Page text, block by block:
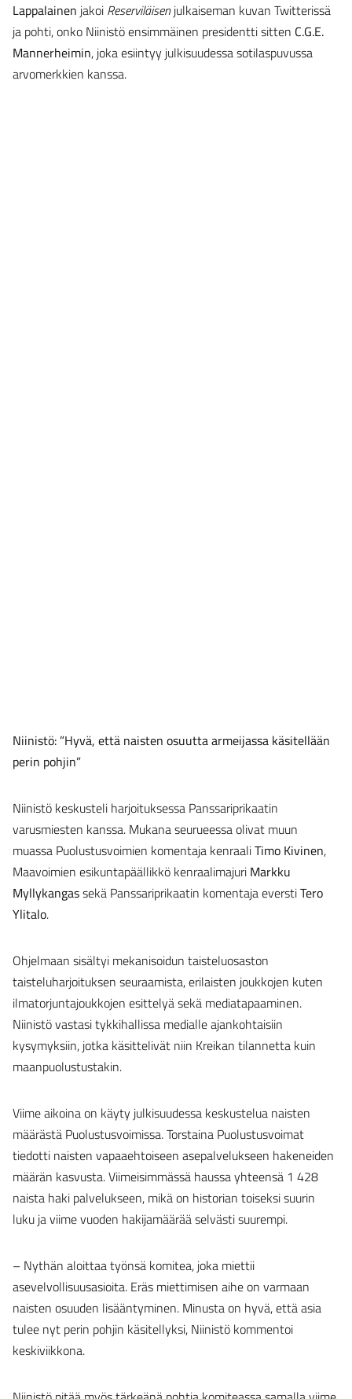
Lappalainen jakoi Reserviläisen julkaiseman kuvan Twitterissä
ja pohti, onko Niinistö ensimmäinen presidentti sitten C.G.E.
Mannerheimin, joka esiintyy julkisuudessa sotilaspuvussa
arvomerkkien kanssa.
Niinistö: ”Hyvä, että naisten osuutta armeijassa käsitellään
perin pohjin”
Niinistö keskusteli harjoituksessa Panssariprikaatin
varusmiesten kanssa. Mukana seurueessa olivat muun
muassa Puolustusvoimien komentaja kenraaliTimo Kivinen,
Maavoimien esikuntapäällikkö kenraalimajuri Markku
Myllykangassekä Panssariprikaatin komentaja everstiTero
Ylitalo.
Ohjelmaan sisältyi mekanisoidun taisteluosaston
taisteluharjoituksen seuraamista, erilaisten joukkojen kuten
ilmatorjuntajoukkojen esittelyä sekä mediatapaaminen.
Niinistö vastasi tykkihallissa medialle ajankohtaisiin
kysymyksiin, jotka käsittelivät niin Kreikan tilannetta kuin
maanpuolustustakin.
Viime aikoina on käyty julkisuudessa keskustelua naisten
määrästä Puolustusvoimissa. Torstaina Puolustusvoimat
tiedotti naisten vapaaehtoiseen asepalvelukseen hakeneiden
määrän kasvusta. Viimeisimmässä haussa yhteensä 1 428
naista haki palvelukseen, mikä on historian toiseksi suurin
luku ja viime vuoden hakijamäärää selvästi suurempi.
– Nythän aloittaa työnsä komitea, joka miettii
asevelvollisuusasioita. Eräs miettimisen aihe on varmaan
naisten osuuden lisääntyminen. Minusta on hyvä, että asia
tulee nyt perin pohjin käsitellyksi, Niinistö kommentoi
keskiviikkona.